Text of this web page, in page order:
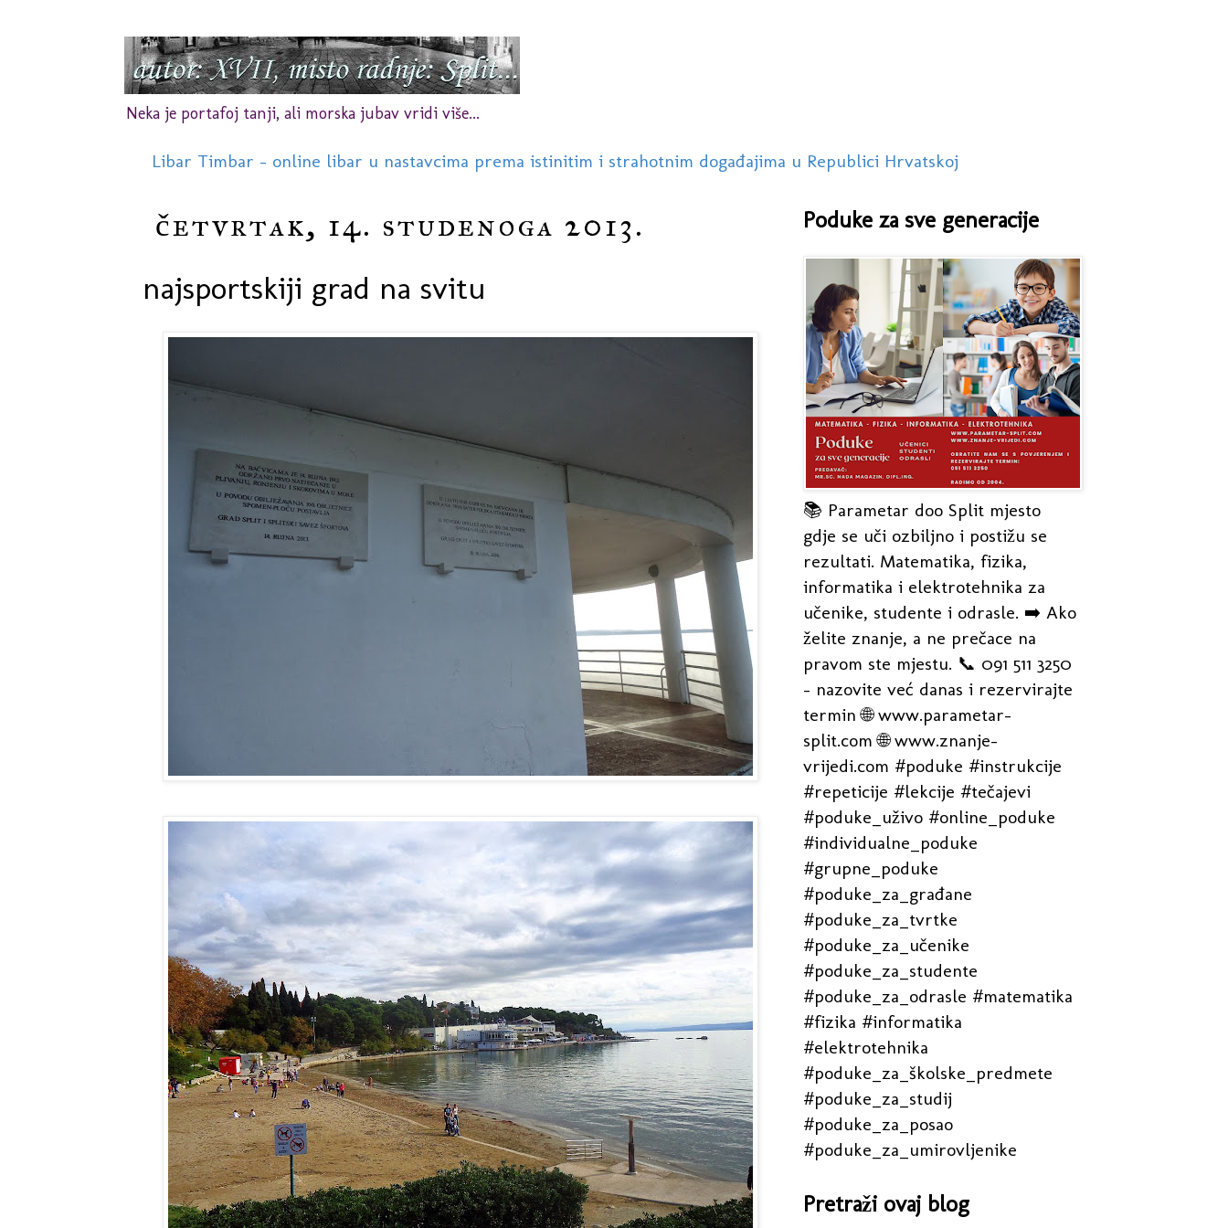
Neka je portafoj tanji, ali morska jubav vridi više...
Libar Timbar - online libar u nastavcima prema istinitim i strahotnim događajima u Republici Hrvatskoj
četvrtak, 14. studenoga 2013.
najsportskiji grad na svitu
Poduke za sve generacije
📚 Parametar doo Split mjesto
gdje se uči ozbiljno i postižu se
rezultati. Matematika, fizika,
informatika i elektrotehnika za
učenike, studente i odrasle. ➡️ Ako
želite znanje, a ne prečace na
pravom ste mjestu. 📞 091 511 3250
- nazovite već danas i rezervirajte
termin 🌐 www.parametar-
split.com 🌐 www.znanje-
vrijedi.com #poduke #instrukcije
#repeticije #lekcije #tečajevi
#poduke_uživo #online_poduke
#individualne_poduke
#grupne_poduke
#poduke_za_građane
#poduke_za_tvrtke
#poduke_za_učenike
#poduke_za_studente
#poduke_za_odrasle #matematika
#fizika #informatika
#elektrotehnika
#poduke_za_školske_predmete
#poduke_za_studij
#poduke_za_posao
#poduke_za_umirovljenike
Pretraži ovaj blog